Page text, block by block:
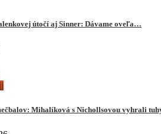
útočí aj Sinner: Dávame oveľa…
Mihalíková s Nichollsovou vyhrali